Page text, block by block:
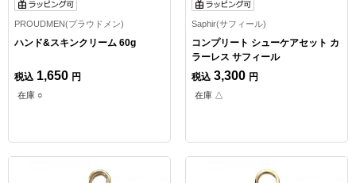
PROUDMEN(プラウドメン)
ハンド&スキンクリーム 60g
税込 1,650 円
在庫 ○
Saphir(サフィール)
コンプリート シューケアセット カ
ラーレス サフィール
税込 3,300 円
在庫 △